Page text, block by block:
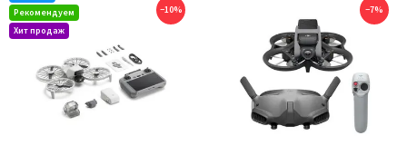
−10% −7%